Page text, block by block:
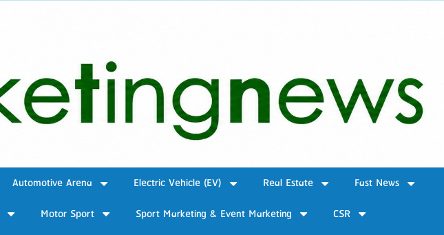
Automotive Arena Electric Vehicle (EV) Real Estate
Fast News
Motor Sport Sport Marketing & Event Marketing
CSR